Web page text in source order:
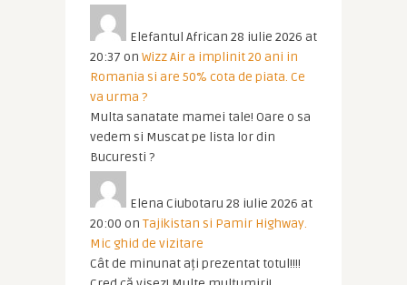
Elefantul African 28 iulie 2026 at
20:37 on Wizz Air a implinit 20 ani in
Romania si are 50% cota de piata. Ce
va urma ?
Multa sanatate mamei tale! Oare o sa
vedem si Muscat pe lista lor din
Bucuresti ?
Elena Ciubotaru 28 iulie 2026 at
20:00 on Tajikistan si Pamir Highway.
Mic ghid de vizitare
Cât de minunat ați prezentat totul!!!!